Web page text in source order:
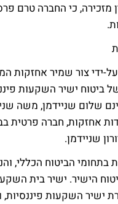
לוין מזכירה, כי החברה טרם
ידי צור שמיר אחזקות
של ביטוח ישיר השקעות
שלום שניידמן, משה
אחזקות, חברה פרטית
שניידמן.
בתחומי הביטוח הכללי,
הישיר. ישיר בית
ישיר השקעות